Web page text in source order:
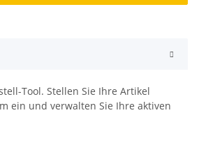
Tool. Stellen Sie Ihre Artikel
ein und verwalten Sie Ihre aktiven